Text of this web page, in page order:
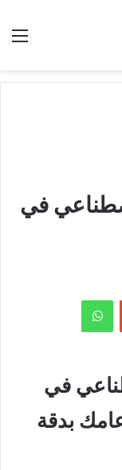
في
واتساب
في
بدقة